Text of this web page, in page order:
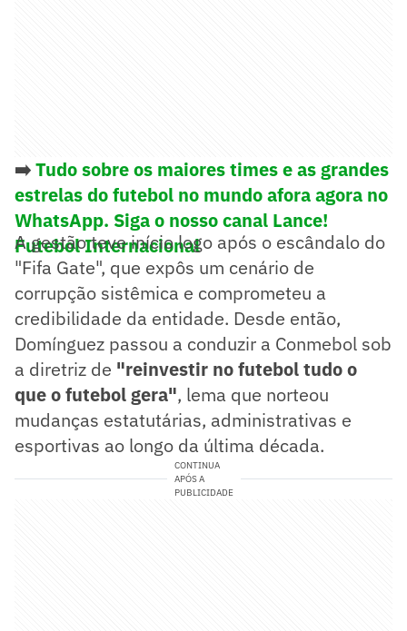
➡️Tudo sobre os maiores times e as grandes
estrelas do futebol no mundo afora agora no
WhatsApp. Siga o nosso canal Lance!
Futebol Internacional
A gestão teve início logo após o escândalo do
"Fifa Gate", que expôs um cenário de
corrupção sistêmica e comprometeu a
credibilidade da entidade. Desde então,
Domínguez passou a conduzir a Conmebol sob
a diretriz de "reinvestir no futebol tudo o
que o futebol gera", lema que norteou
mudanças estatutárias, administrativas e
esportivas ao longo da última década.
CONTINUA
APÓS A
PUBLICIDADE